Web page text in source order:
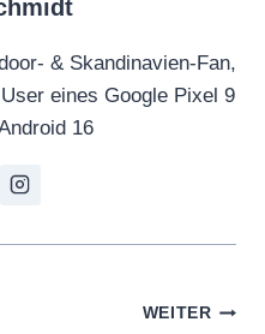
& Skandinavien-Fan,
eines Google Pixel 9
16
WEITER